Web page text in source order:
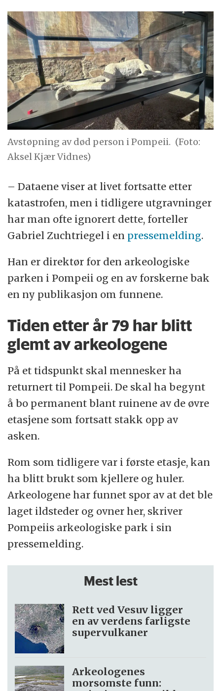
Avstøpning av død person i Pompeii. (Foto:
Aksel Kjær Vidnes)
– Dataene viser at livet fortsatte etter
katastrofen, men i tidligere utgravninger
har man ofte ignorert dette, forteller
Gabriel Zuchtriegel i en pressemelding.
Han er direktør for den arkeologiske
parken i Pompeii og en av forskerne bak
en ny publikasjon om funnene.
Tiden etter år 79 har blitt
glemt av arkeologene
På et tidspunkt skal mennesker ha
returnert til Pompeii. De skal ha begynt
å bo permanent blant ruinene av de øvre
etasjene som fortsatt stakk opp av
asken.
Rom som tidligere var i første etasje, kan
ha blitt brukt som kjellere og huler.
Arkeologene har funnet spor av at det ble
laget ildsteder og ovner her, skriver
Pompeiis arkeologiske park i sin
pressemelding.
Mest lest
Rett ved Vesuv ligger
en av verdens farligste
supervulkaner
Arkeologenes
morsomste funn: